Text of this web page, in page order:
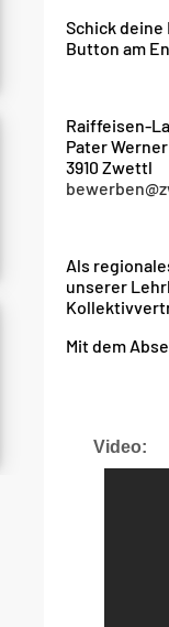
Schick deine
Button am
Raiffeisen-
Pater
3910 Zwettl
Als
unserer
Mit dem
Video: